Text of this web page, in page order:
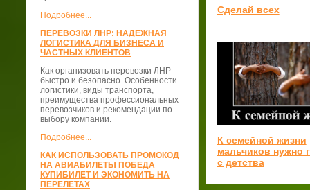
Подробнее...
ПЕРЕВОЗКИ ЛНР: НАДЕЖНАЯ
ЛОГИСТИКА ДЛЯ БИЗНЕСА И
ЧАСТНЫХ КЛИЕНТОВ
Как организовать перевозки ЛНР
быстро и безопасно. Особенности
логистики, виды транспорта,
преимущества профессиональных
перевозчиков и рекомендации по
выбору компании.
Подробнее...
КАК ИСПОЛЬЗОВАТЬ ПРОМОКОД
НА АВИАБИЛЕТЫ ПОБЕДА
КУПИБИЛЕТ И ЭКОНОМИТЬ НА
ПЕРЕЛЁТАХ
Сделай всех
К семейной жизни
мальчиков нужно
с детства